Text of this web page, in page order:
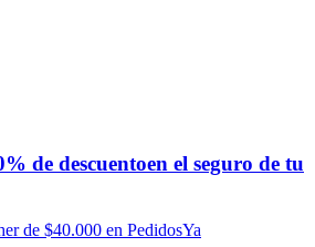
de descuentoen el seguro de tu
de $40.000 en PedidosYa